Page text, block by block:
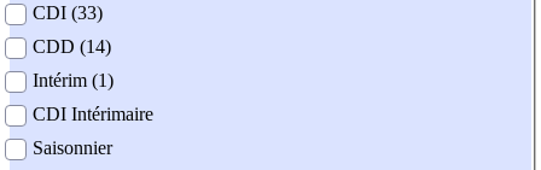
contrat
CDI (33)
CDD (14)
Intérim (1)
CDI Intérimaire
Saisonnier